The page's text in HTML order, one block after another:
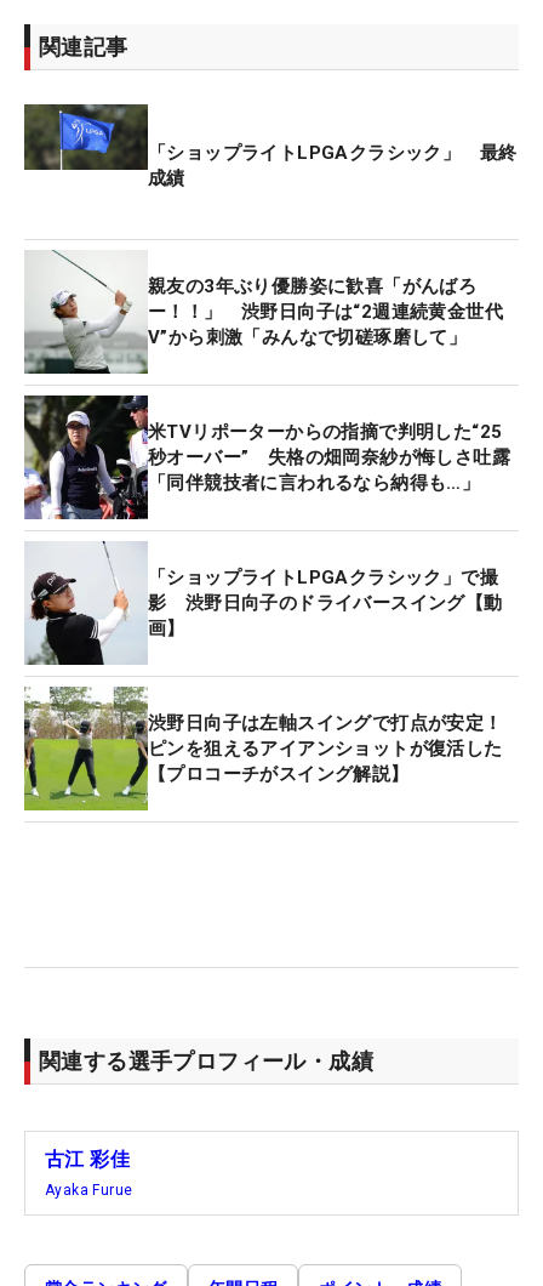
関連記事
「ショップライトLPGAクラシック」 最終
成績
親友の3年ぶり優勝姿に歓喜「がんばろ
ー！！」 渋野日向子は“2週連続黄金世代
V”から刺激「みんなで切磋琢磨して」
米TVリポーターからの指摘で判明した“25
秒オーバー” 失格の畑岡奈紗が悔しさ吐露
「同伴競技者に言われるなら納得も…」
「ショップライトLPGAクラシック」で撮
影 渋野日向子のドライバースイング【動
画】
渋野日向子は左軸スイングで打点が安定！
ピンを狙えるアイアンショットが復活した
【プロコーチがスイング解説】
関連する選手プロフィール・成績
古江 彩佳
Ayaka Furue